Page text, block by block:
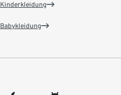
Kinderkleidung
Babykleidung